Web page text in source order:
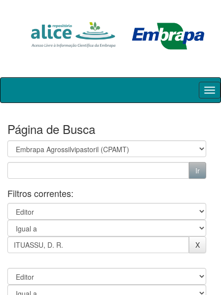
Skip
Página de Busca
Filtros correntes: